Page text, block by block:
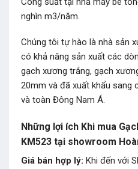
nghìn m3/năm.
Chúng tôi tự hào là nhà sản
có khả năng sản xuất các
gạch xương trắng, gạch
20mm và đã xuất khẩu sang
và toàn Đông Nam Á.
Những lợi ích Khi mua
KM523 tại showroom
Giá bán hợp lý: Khi đến với